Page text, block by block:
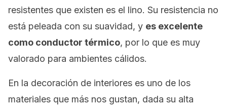
resistentes que existen es el lino. Su resistencia no
está peleada con su suavidad, y es excelente
como conductor térmico, por lo que es muy
valorado para ambientes cálidos.
En la decoración de interiores es uno de los
materiales que más nos gustan, dada su alta